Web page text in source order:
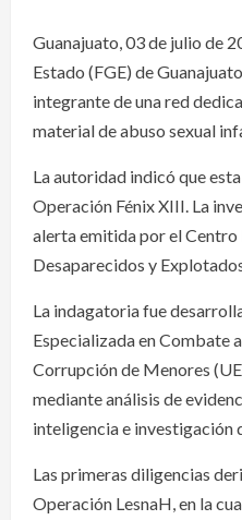
Guanajuato, 03 de julio de
Estado (FGE) de
integrante de una red
material de abuso sexual
La autoridad indicó que
Operación Fénix XIII. La
alerta emitida por el
Desaparecidos y
La indagatoria fue
Especializada en Combate
Corrupción de Menores
mediante análisis de
inteligencia e investigación
Las primeras diligencias
Operación LesnaH, en la